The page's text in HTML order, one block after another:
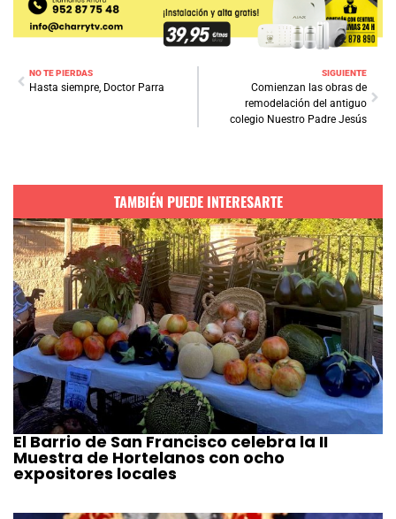
NO TE PIERDAS
Hasta siempre, Doctor Parra
SIGUIENTE
Comienzan las obras de
remodelación del antiguo
colegio Nuestro Padre Jesús
TAMBIÉN PUEDE INTERESARTE
El Barrio de San Francisco celebra la II
Muestra de Hortelanos con ocho
expositores locales